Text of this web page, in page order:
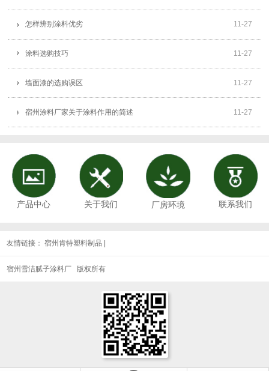
11-27
怎样辨别涂料优劣
11-27
涂料选购技巧
11-27
墙面漆的选购误区
11-27
宿州涂料厂家关于涂料作用的简述
产品中心 关于我们 厂房环境 联系我们
友情链接：宿州肯特塑料制品
宿州雪洁腻子涂料厂 版权所有